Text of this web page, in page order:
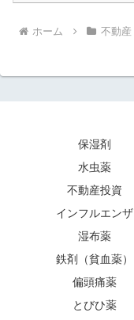
ホーム 不動産
保湿剤
水虫薬
不動産投資
インフルエンザ
湿布薬
鉄剤（貧血薬）
偏頭痛薬
とびひ薬